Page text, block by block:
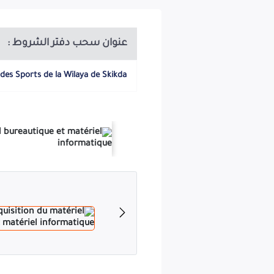
de la durée de la préparation des offres de BH 00 à 12H00. -
des représentants des soumissionnaires. Si cette date
Aujourd’hui du 18 / 03 / 2026 ANEP 262 500 2813 A -=-=-=-
WILAYA DE SKIKDA
DE LA JEUNESSE ET DE SPORT
DE CAPACITÉS MINIMALES N°
عنوان سحب دفتر الشروط :
Sports de la Wilaya de Skikda